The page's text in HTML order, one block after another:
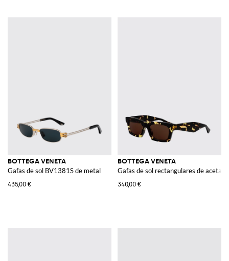
BOTTEGA VENETA
Gafas de sol BV1381S de metal
435,00 €
BOTTEGA VENETA
Gafas de sol rectangulares de
340,00 €